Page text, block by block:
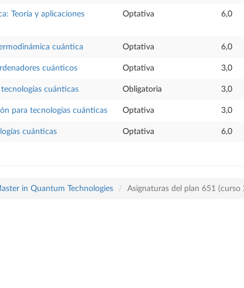
Teoría y aplicaciones
Optativa 6,0
cuántica Optativa 6,0
cuánticos Optativa 3,0
cuánticas Obligatoria 3,0
para tecnologías cuánticas Optativa 3,0
cuánticas Optativa 6,0
in Quantum Technologies Asignaturas del plan 651 (curso